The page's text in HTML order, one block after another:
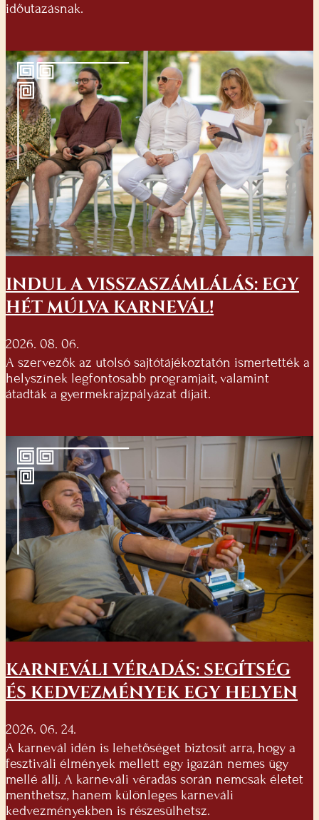
időutazásnak.
INDUL A VISSZASZÁMLÁLÁS: EGY
HÉT MÚLVA KARNEVÁL!
2026. 08. 06.
A szervezők az utolsó sajtótájékoztatón ismertették a
helyszínek legfontosabb programjait, valamint
átadták a gyermekrajzpályázat díjait.
KARNEVÁLI VÉRADÁS: SEGÍTSÉG
ÉS KEDVEZMÉNYEK EGY HELYEN
2026. 06. 24.
A karnevál idén is lehetőséget biztosít arra, hogy a
fesztiváli élmények mellett egy igazán nemes ügy
mellé állj. A karneváli véradás során nemcsak életet
menthetsz, hanem különleges karneváli
kedvezményekben is részesülhetsz.